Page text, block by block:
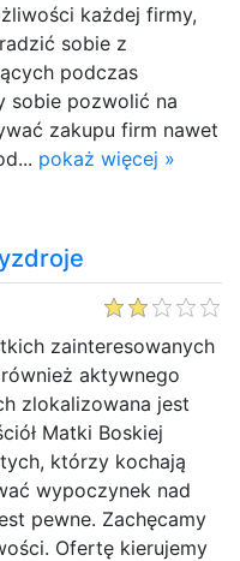
każdej firmy,
sobie z
podczas
sobie pozwolić na
zakupu firm nawet
pokaż więcej »
zainteresowanych
aktywnego
zlokalizowana jest
Matki Boskiej
którzy kochają
wypoczynek nad
pewne. Zachęcamy
Ofertę kierujemy